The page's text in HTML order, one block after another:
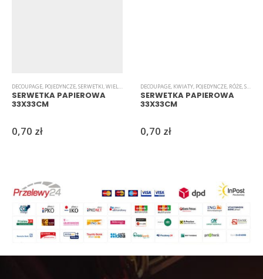
DECOUPAGE, POJEDYNCZE,SERWETKI,WIELKANOC
SERWETKA PAPIEROWA
33X33CM
0,70 zł
DECOUPAGE, KWIATY, POJEDYNCZE, RÓŻE,SERWETKI
SERWETKA PAPIEROWA
33X33CM
0,70 zł